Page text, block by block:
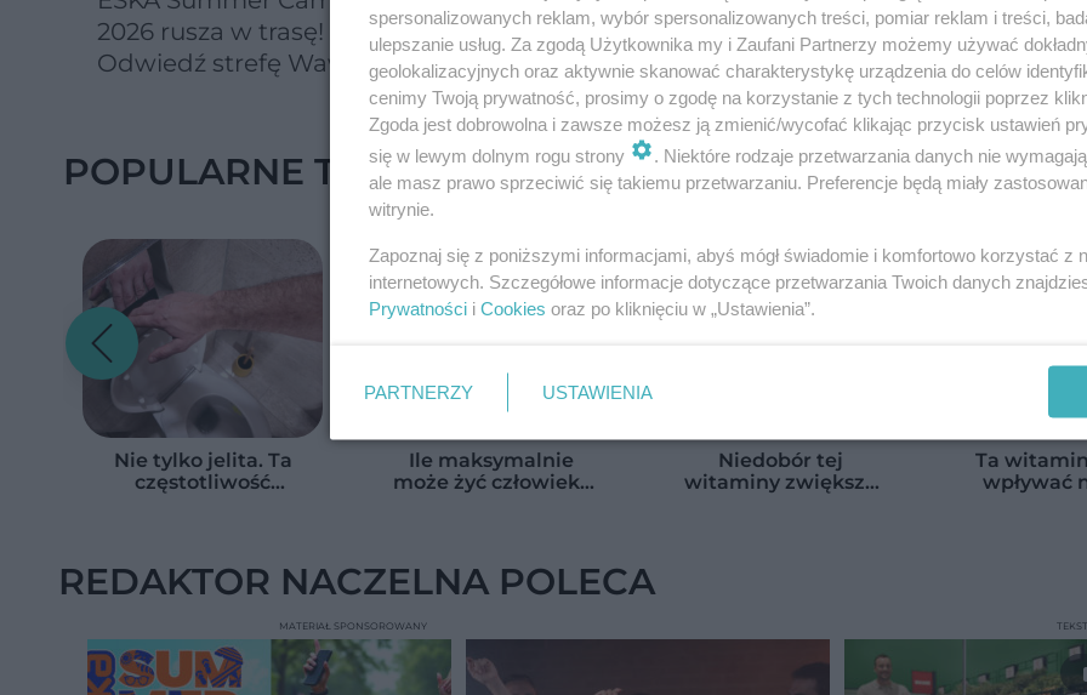
2026 rusza w trasę!
Odwiedź strefę Wawel i
playlista, która rozkręci
każdą chwilę
dziennie. Badanie
pokazuje, jak
naprawdę jedzą
warzywa i owoce
POPULARNE TEMATY
Nie tylko jelita. Ta
częstotliwość
Ile maksymalnie
może żyć człowiek?
Niedobór tej
witaminy zwiększa
Ta
wpływać
REDAKTOR NACZELNA POLECA
MATERIAŁ SPONSOROWANY
spersonalizowanych reklam, wybór spersonalizowanych treści, pomiar reklam i treści,
ulepszanie usług. Za zgodą Użytkownika my i Zaufani Partnerzy możemy używać
geolokalizacyjnych oraz aktywnie skanować charakterystykę urządzenia do celów
cenimy Twoją prywatność, prosimy o zgodę na korzystanie z tych technologii poprzez
Zgoda jest dobrowolna i zawsze możesz ją zmienić/wycofać klikając przycisk ustawień
się w lewym dolnym rogu strony
. Niektóre rodzaje przetwarzania danych nie
ale masz prawo sprzeciwić się takiemu przetwarzaniu. Preferencje będą miały
witrynie.
Zapoznaj się z poniższymi informacjami, abyś mógł świadomie i komfortowo korzystać z
internetowych. Szczegółowe informacje dotyczące przetwarzania Twoich danych
Prywatności i Cookies oraz po kliknięciu w „Ustawienia”.
PARTNERZY USTAWIENIA